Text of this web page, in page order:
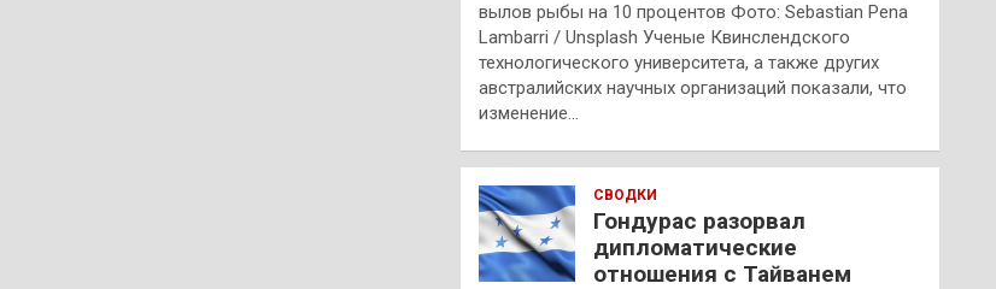
вылов рыбы на 10 процентов Фото: Sebastian Pena
Lambarri / Unsplash Ученые Квинслендского
технологического университета, а также других
австралийских научных организаций показали, что
изменение…
СВОДКИ
Гондурас разорвал
дипломатические
отношения с Тайванем